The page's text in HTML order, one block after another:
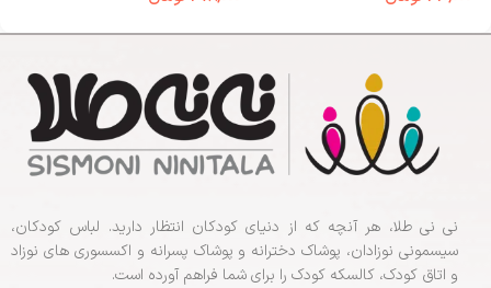
نی نی طلا، هر آنچه که از دنیای کودکان انتظار دارید. لباس کودکان،
سیسمونی نوزادان، پوشاک دخترانه و پوشاک پسرانه و اکسسوری های نوزاد
و اتاق کودک، کالسکه کودک را برای شما فراهم آورده است.